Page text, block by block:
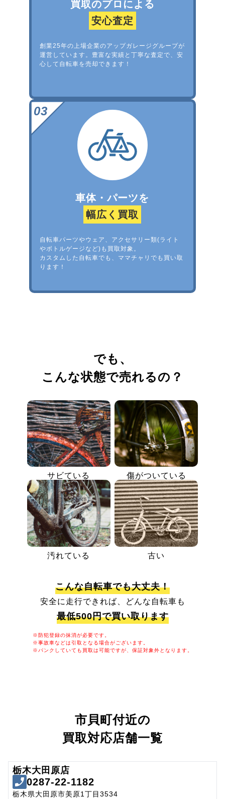
買取のプロによる
安心査定
創業25年の上場企業のアップガレージグループが
運営しています。豊富な実績と丁寧な査定で、安
心して自転車を売却できます！
車体・パーツを
幅広く買取
自転車パーツやウェア、アクセサリー類(ライト
やボトルゲージなど)も買取対象。
カスタムした自転車でも、ママチャリでも買い取
ります！
でも、
こんな状態で売れるの？
サビている 傷がついている
汚れている 古い
こんな自転車でも大丈夫！
安全に走行できれば、どんな自転車も
最低500円で買い取ります
※防犯登録の抹消が必要です。
※事故車などは引取となる場合がございます。
※パンクしていても買取は可能ですが、保証対象外となります。
市貝町付近の
買取対応店舗一覧
栃木大田原店
0287-22-1182
栃木県大田原市美原1丁目3534